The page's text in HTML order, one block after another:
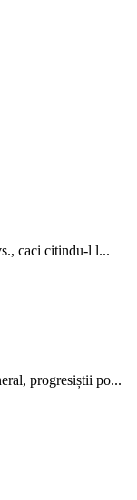
caci citindu-l l...
progresiștii po...